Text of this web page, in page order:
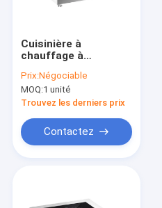
Cuisinière à
chauffage à
intégrée
Prix:Négociable
MOQ:1 unité
Trouvez les derniers prix
Contactez